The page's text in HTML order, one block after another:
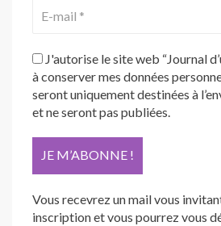
J'autorise le site web “Journal
à conserver mes données
seront uniquement destinées à
et ne seront pas publiées.
Vous recevrez un mail vous
inscription et vous pourrez vous